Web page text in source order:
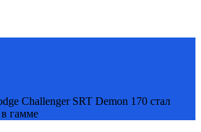
Challenger SRT Demon 170 стал
гамме